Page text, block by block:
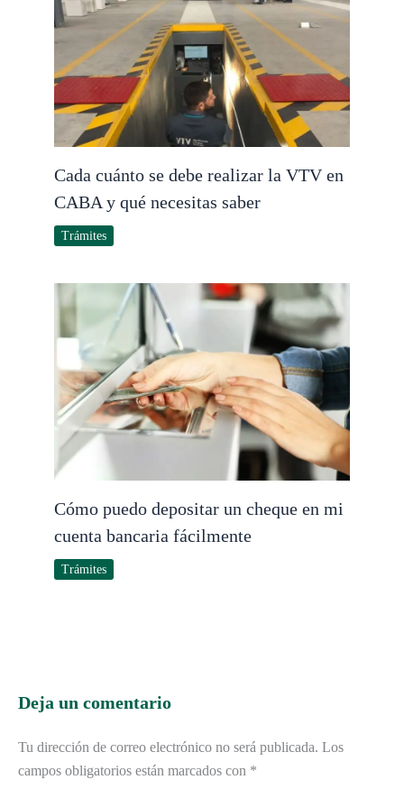
Cada cuánto se debe realizar la VTV en
CABA y qué necesitas saber
Trámites
Cómo puedo depositar un cheque en mi
cuenta bancaria fácilmente
Trámites
Deja un comentario
Tu dirección de correo electrónico no será publicada. Los
campos obligatorios están marcados con *